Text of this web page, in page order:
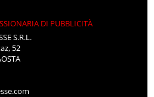
DI PUBBLICITÀ
S.R.L.
52